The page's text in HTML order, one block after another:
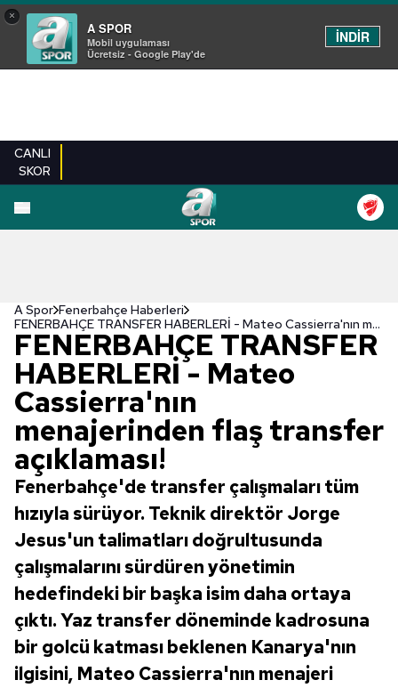
×
A SPOR
Mobil uygulaması
Ücretsiz - Google Play'de
İNDİR
CANLI
SKOR
A Spor Fenerbahçe Haberleri
FENERBAHÇE TRANSFER HABERLERİ - Mateo Cassierra'nın menajerinden flaş transfer açıklaması!
FENERBAHÇE TRANSFER
HABERLERİ - Mateo
Cassierra'nın
menajerinden flaş transfer
açıklaması!
Fenerbahçe'de transfer çalışmaları tüm
hızıyla sürüyor. Teknik direktör Jorge
Jesus'un talimatları doğrultusunda
çalışmalarını sürdüren yönetimin
hedefindeki bir başka isim daha ortaya
çıktı. Yaz transfer döneminde kadrosuna
bir golcü katması beklenen Kanarya'nın
ilgisini, Mateo Cassierra'nın menajeri